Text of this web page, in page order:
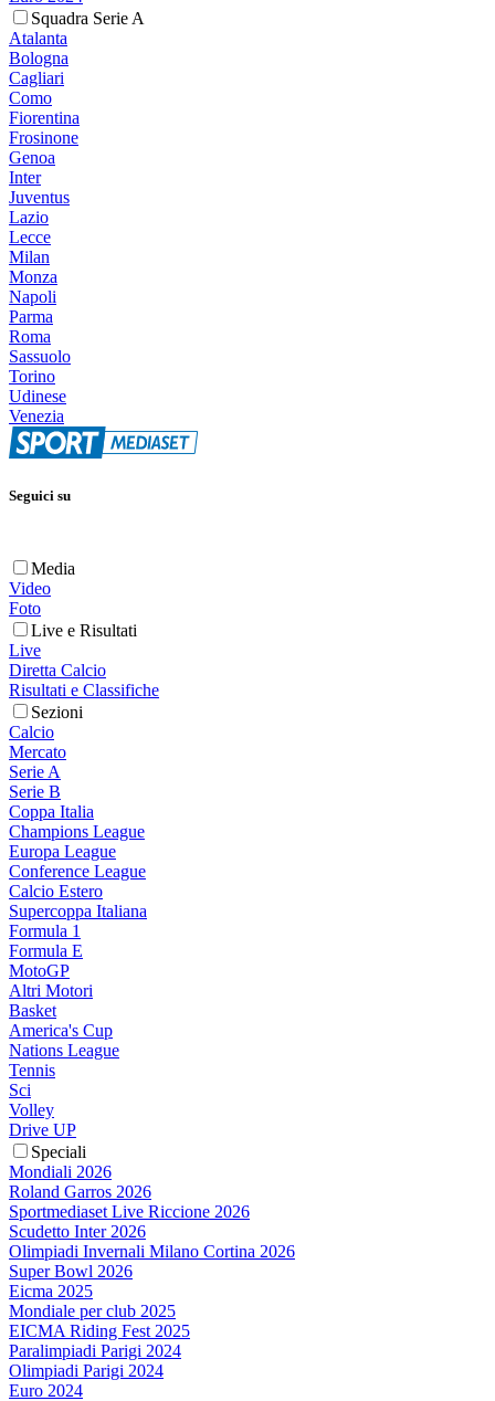
Squadra Serie A
Atalanta
Bologna
Cagliari
Como
Fiorentina
Frosinone
Genoa
Inter
Juventus
Lazio
Lecce
Milan
Monza
Napoli
Parma
Roma
Sassuolo
Torino
Udinese
Venezia
Seguici su
Media
Video
Foto
Live e Risultati
Live
Diretta Calcio
Risultati e Classifiche
Sezioni
Calcio
Mercato
Serie A
Serie B
Coppa Italia
Champions League
Europa League
Conference League
Calcio Estero
Supercoppa Italiana
Formula 1
Formula E
MotoGP
Altri Motori
Basket
America's Cup
Nations League
Tennis
Sci
Volley
Drive UP
Speciali
Mondiali 2026
Roland Garros 2026
Sportmediaset Live Riccione 2026
Scudetto Inter 2026
Olimpiadi Invernali Milano Cortina 2026
Super Bowl 2026
Eicma 2025
Mondiale per club 2025
EICMA Riding Fest 2025
Paralimpiadi Parigi 2024
Olimpiadi Parigi 2024
Euro 2024